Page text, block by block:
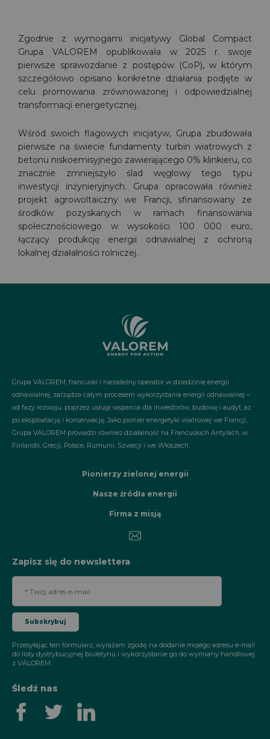
Zgodnie z wymogami inicjatywy Global Compact
Grupa VALOREM opublikowała w 2025 r. swoje
pierwsze sprawozdanie z postępów (CoP), w którym
szczegółowo opisano konkretne działania podjęte w
celu promowania zrównoważonej i odpowiedzialnej
transformacji energetycznej.
Wśród swoich flagowych inicjatyw, Grupa zbudowała
pierwsze na świecie fundamenty turbin wiatrowych z
betonu niskoemisyjnego zawierającego 0% klinkieru, co
znacznie zmniejszyło ślad węglowy tego typu
inwestycji inżynieryjnych. Grupa opracowała również
projekt agrowoltaiczny we Francji, sfinansowany ze
środków pozyskanych w ramach finansowania
społecznościowego w wysokości 100 000 euro,
łączący produkcję energii odnawialnej z ochroną
lokalnej działalności rolniczej.
Grupa VALOREM, francuski i niezależny operator w dziedzinie energii
odnawialnej, zarządza całym procesem wykorzystania energii odnawialnej –
od fazy rozwoju, poprzez usługi wsparcia dla inwestorów, budowę i audyt, aż
po eksploatację i konserwację. Jako pionier energetyki wiatrowej we Francji,
Grupa VALOREM prowadzi również działalność na Francuskich Antylach, w
Finlandii, Grecji, Polsce, Rumunii, Szwecji i we Włoszech.
Pionierzy zielonej energii
Nasze źródła energii
Firma z misją
Zapisz się do newslettera
Przesyłając ten formularz, wyrażam zgodę na dodanie mojego adresu e-mail
do listy dystrybucyjnej biuletynu i wykorzystanie go do wymiany handlowej
z VALOREM.
Śledź nas